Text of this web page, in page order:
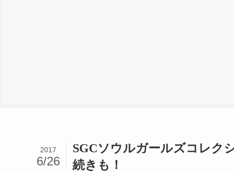
SGCソウルガールズコレク
続きも！
2017
6/26